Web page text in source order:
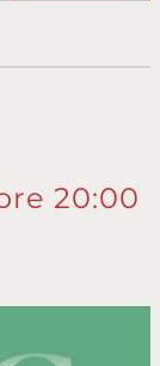
20:00